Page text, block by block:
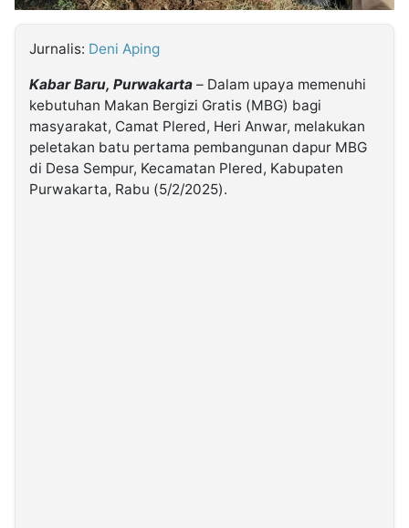
Kabarbaru.co
Jurnalis: Deni Aping
Kabar Baru, Purwakarta – Dalam upaya memenuhi
kebutuhan Makan Bergizi Gratis (MBG) bagi
masyarakat, Camat Plered, Heri Anwar, melakukan
peletakan batu pertama pembangunan dapur MBG
di Desa Sempur, Kecamatan Plered, Kabupaten
Purwakarta, Rabu (5/2/2025).